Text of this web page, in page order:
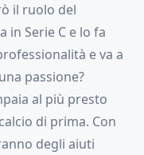
il ruolo del
in Serie C e lo fa
e va a
passione?
al più presto
di prima. Con
degli aiuti